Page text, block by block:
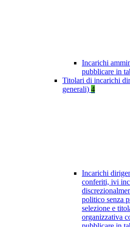
Incarichi
pubblicare in
Titolari di incarichi
generali) 4
Incarichi
conferiti, ivi
politico senza
selezione e
organizzativa